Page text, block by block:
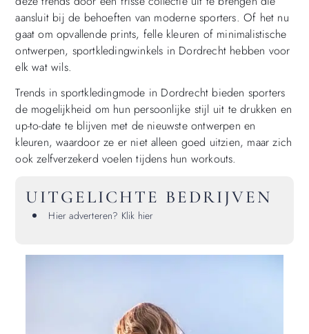
aansluit bij de behoeften van moderne sporters. Of het nu
gaat om opvallende prints, felle kleuren of minimalistische
ontwerpen, sportkledingwinkels in Dordrecht hebben voor
elk wat wils.
Trends in sportkledingmode in Dordrecht bieden sporters
de mogelijkheid om hun persoonlijke stijl uit te drukken en
up-to-date te blijven met de nieuwste ontwerpen en
kleuren, waardoor ze er niet alleen goed uitzien, maar zich
ook zelfverzekerd voelen tijdens hun workouts.
UITGELICHTE BEDRIJVEN
Hier adverteren? Klik hier